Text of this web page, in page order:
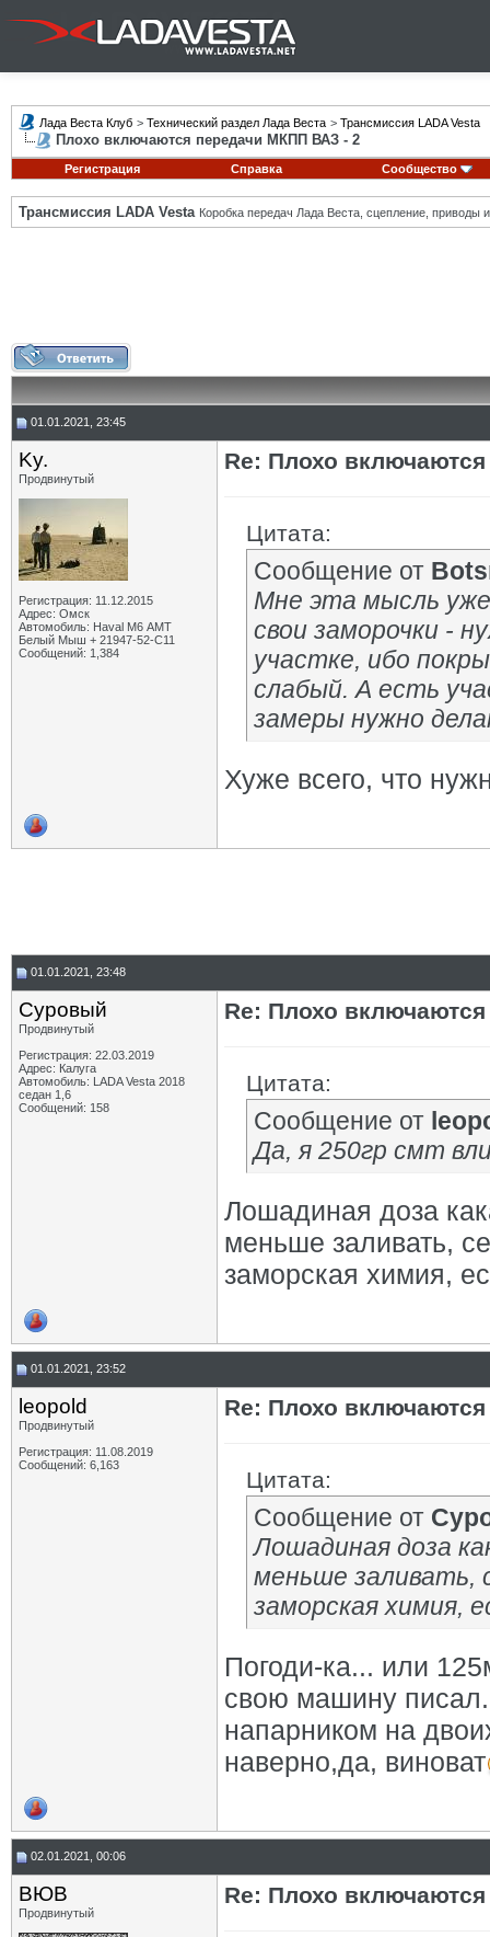
Лада Веста Клуб > Технический раздел Лада Веста > Трансмиссия LADA Vesta
Плохо включаются передачи МКПП ВАЗ - 2
Регистрация Справка Сообщество
Трансмиссия LADA Vesta Коробка передач Лада Веста, сцепление, приводы и
01.01.2021, 23:45
Ky.
Продвинутый
Регистрация: 11.12.2015
Адрес: Омск
Автомобиль: Haval M6 АМТ
Белый Мыш + 21947-52-С11
Сообщений: 1,384
Re: Плохо
Цитата:
Сообщение от
Мне эта мысль
свои заморочки -
участке, ибо
слабый. А есть
замеры нужно
Хуже всего, что
01.01.2021, 23:48
Суровый
Продвинутый
Регистрация: 22.03.2019
Адрес: Калуга
Автомобиль: LADA Vesta 2018
седан 1,6
Сообщений: 158
Re: Плохо
Цитата:
Сообщение от
Да, я 250гр смт
Лошадиная доза
меньше заливать,
заморская химия,
01.01.2021, 23:52
leopold
Продвинутый
Регистрация: 11.08.2019
Сообщений: 6,163
Re: Плохо
Цитата:
Сообщение от
Лошадиная доза
меньше заливать,
заморская химия,
Погоди-ка... или
свою машину
напарником на
наверно,да, виноват
02.01.2021, 00:06
ВЮВ
Продвинутый
Re: Плохо